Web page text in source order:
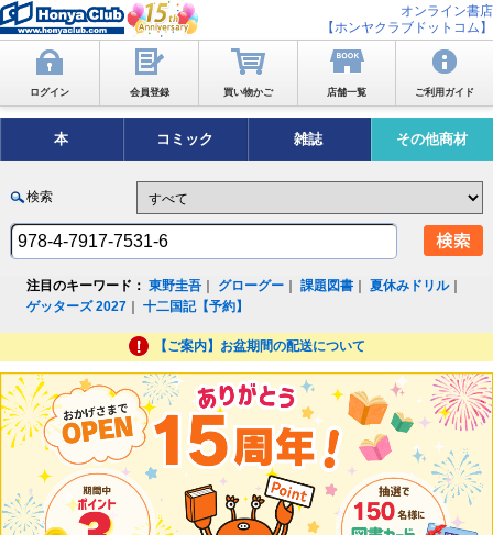
オンライン書店
【ホンヤクラブドットコム】
ログイン 会員登録 買い物かご 店舗一覧 ご利用ガイド
本 コミック 雑誌 その他商材
検索
注目のキーワード： 東野圭吾 グローグー ｜課題図書 ｜夏休みドリル｜
ゲッターズ 2027 ｜十二国記【予約】
【ご案内】お盆期間の配送について